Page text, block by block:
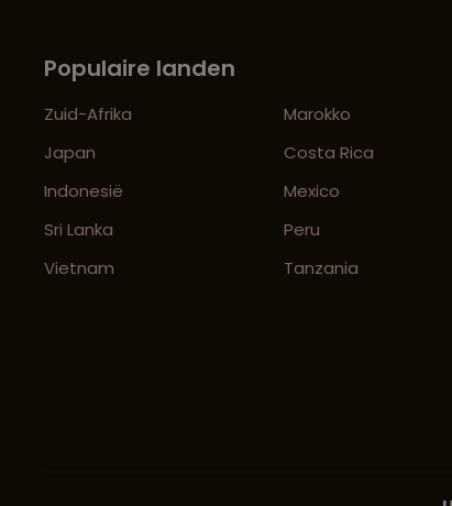
Populaire landen
Zuid-Afrika
Japan
Indonesië
Sri Lanka
Vietnam
Marokko
Costa Rica
Mexico
Peru
Tanzania